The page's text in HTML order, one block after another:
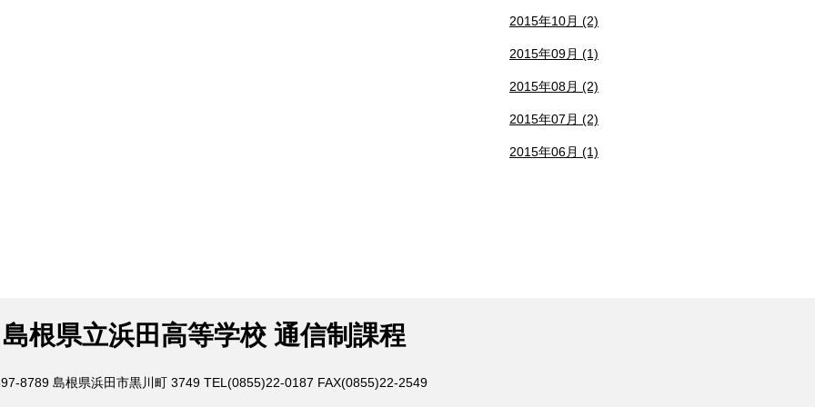
2015年10月 (2)
2015年09月 (1)
2015年08月 (2)
2015年07月 (2)
2015年06月 (1)
島根県立浜田高等学校 通信制課程
8789 島根県浜田市黒川町 3749 TEL(0855)22-0187 FAX(0855)22-2549